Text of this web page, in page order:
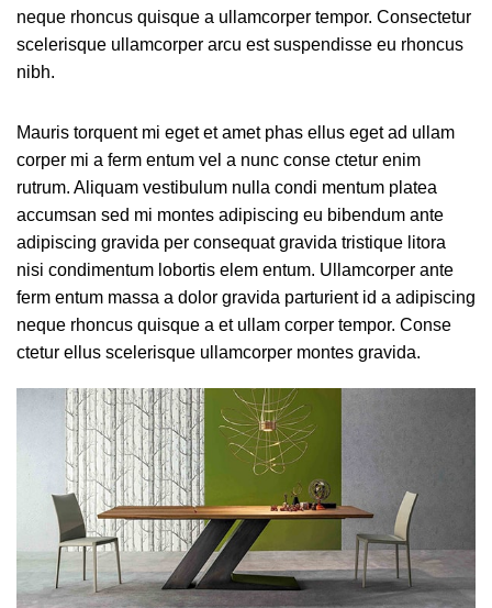
neque rhoncus quisque a ullamcorper tempor. Consectetur
scelerisque ullamcorper arcu est suspendisse eu rhoncus
nibh.
Mauris torquent mi eget et amet phas ellus eget ad ullam
corper mi a ferm entum vel a nunc conse ctetur enim
rutrum. Aliquam vestibulum nulla condi mentum platea
accumsan sed mi montes adipiscing eu bibendum ante
adipiscing gravida per consequat gravida tristique litora
nisi condimentum lobortis elem entum. Ullamcorper ante
ferm entum massa a dolor gravida parturient id a adipiscing
neque rhoncus quisque a et ullam corper tempor. Conse
ctetur ellus scelerisque ullamcorper montes gravida.